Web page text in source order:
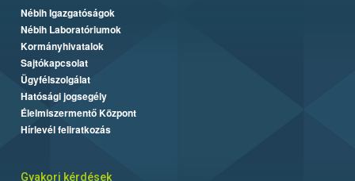
Nébih Igazgatóságok
Nébih Laboratóriumok
Kormányhivatalok
Sajtókapcsolat
Ügyfélszolgálat
Hatósági jogsegély
Élelmiszermentő Központ
Hírlevél feliratkozás
Gyakori kérdések